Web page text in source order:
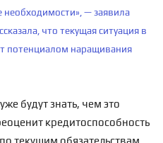
необходимости», — заявила
что текущая ситуация в
потенциалом наращивания
будут знать, чем это
кредитоспособность
текущим обязательствам